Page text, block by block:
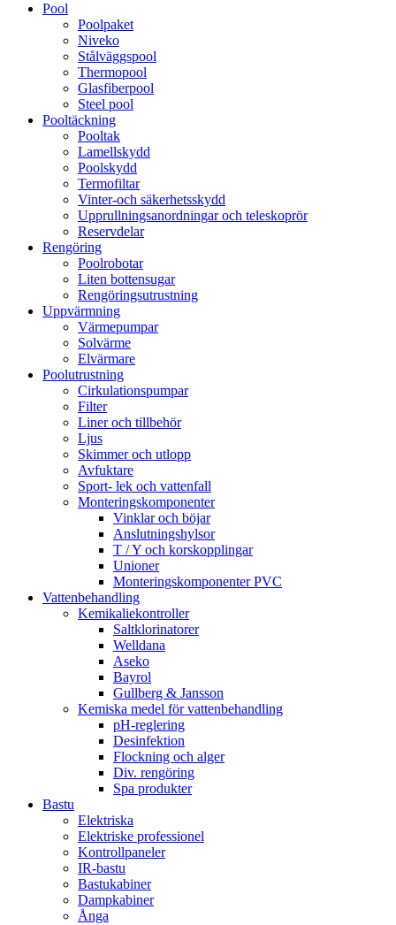
Pool
Poolpaket
Niveko
Stålväggspool
Thermopool
Glasfiberpool
Steel pool
Pooltäckning
Pooltak
Lamellskydd
Poolskydd
Termofiltar
Vinter-och säkerhetsskydd
Upprullningsanordningar och teleskoprör
Reservdelar
Rengöring
Poolrobotar
Liten bottensugar
Rengöringsutrustning
Uppvärmning
Värmepumpar
Solvärme
Elvärmare
Poolutrustning
Cirkulationspumpar
Filter
Liner och tillbehör
Ljus
Skimmer och utlopp
Avfuktare
Sport- lek och vattenfall
Monteringskomponenter
Vinklar och böjar
Anslutningshylsor
T / Y och korskopplingar
Unioner
Monteringskomponenter PVC
Vattenbehandling
Kemikaliekontroller
Saltklorinatorer
Welldana
Aseko
Bayrol
Gullberg & Jansson
Kemiska medel för vattenbehandling
pH-reglering
Desinfektion
Flockning och alger
Div. rengöring
Spa produkter
Bastu
Elektriska
Elektriske professionel
Kontrollpaneler
IR-bastu
Bastukabiner
Dampkabiner
Ånga